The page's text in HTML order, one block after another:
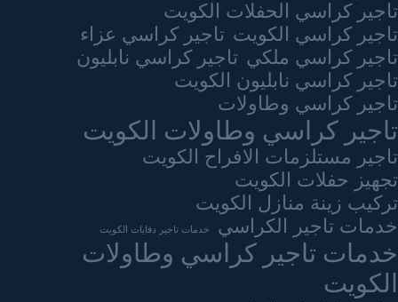
تاجير كراسي الحفلات الكويت
تاجير كراسي الكويت تاجير كراسي عزاء
تاجير كراسي ملكي تاجير كراسي نابليون
تاجير كراسي نابليون الكويت
تاجير كراسي وطاولات
تاجير كراسي وطاولات الكويت
تاجير مستلزمات الافراح الكويت
تجهيز حفلات الكويت
تركيب زينة منازل الكويت
خدمات تاجير الكراسي
خدمات تاجير دفايات الكويت
خدمات تاجير كراسي وطاولات
الكويت